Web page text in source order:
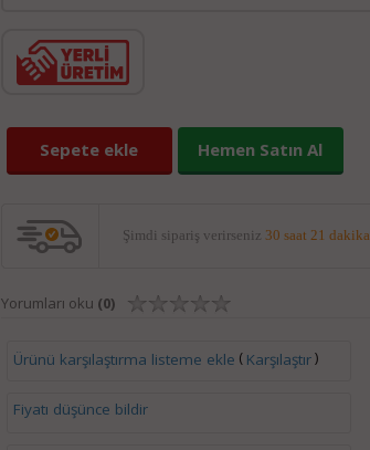
Sepete ekle Hemen Satın Al
Şimdi sipariş verirseniz 30 saat 21 dakika
Yorumları oku (0)
Ürünü karşılaştırma listeme ekle ( Karşılaştır)
Fiyatı düşünce bildir